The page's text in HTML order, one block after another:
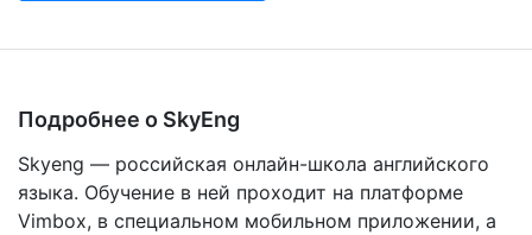
Подробнее о SkyEng
Skyeng — российская онлайн-школа английского
языка. Обучение в ней проходит на платформе
Vimbox, в специальном мобильном приложении, а